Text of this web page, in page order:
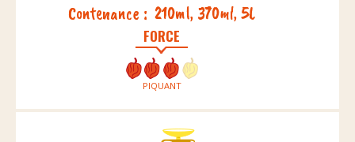
Contenance : 210ml, 370ml, 5L
FORCE